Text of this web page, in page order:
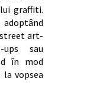
graffiti.
art-
sau
în mod
vopsea